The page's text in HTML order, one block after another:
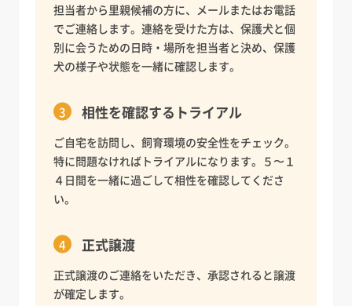
担当者から里親候補の方に、メールまたはお電話
でご連絡します。連絡を受けた方は、保護犬と個
別に会うための日時・場所を担当者と決め、保護
犬の様子や状態を一緒に確認します。
相性を確認するトライアル
ご自宅を訪問し、飼育環境の安全性をチェック。
特に問題なければトライアルになります。５〜１
４日間を一緒に過ごして相性を確認してくださ
い。
正式譲渡
正式譲渡のご連絡をいただき、承認されると譲渡
が確定します。